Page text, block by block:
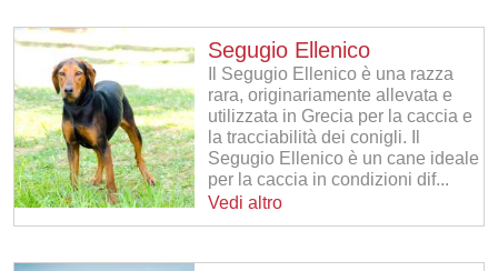
Segugio Ellenico
Il Segugio Ellenico è una razza
rara, originariamente allevata e
utilizzata in Grecia per la caccia e
la tracciabilità dei conigli. Il
Segugio Ellenico è un cane ideale
per la caccia in condizioni dif...
Vedi altro